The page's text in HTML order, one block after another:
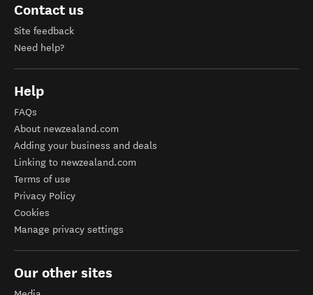
Contact us
Site feedback
Need help?
Help
FAQs
About newzealand.com
Adding your business and deals
Linking to newzealand.com
Terms of use
Privacy Policy
Cookies
Manage privacy settings
Our other sites